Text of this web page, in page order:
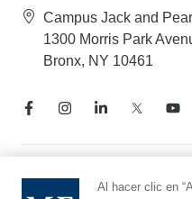
Campus Jack and
1300 Morris Park
Bronx, NY 10461
Aviso de prácticas de
Al hacer clic en